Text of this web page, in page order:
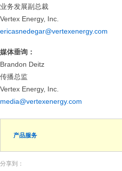
业务发展副总裁
Vertex Energy, Inc.
ericasnedegar@vertexenergy.com
媒体垂询：
Brandon Deitz
传播总监
Vertex Energy, Inc.
media@vertexenergy.com
产品服务
分享到：